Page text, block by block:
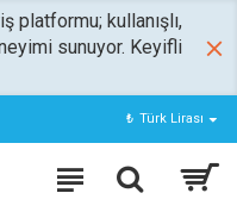
platformu; kullanışlı,
sunuyor. Keyifli
₺ Türk Lirası